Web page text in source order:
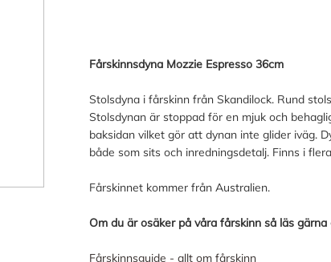
Fårskinnsdyna Mozzie Espresso 36cm
Stolsdyna i fårskinn från Skandilock. Rund
Stolsdynan är stoppad för en mjuk och
baksidan vilket gör att dynan inte glider iväg.
både som sits och inredningsdetalj. Finns i
Fårskinnet kommer från Australien.
Om du är osäker på våra fårskinn så läs
Fårskinnsguide - allt om fårskinn